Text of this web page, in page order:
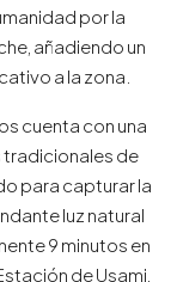
por la
añadiendo un
a la zona.
cuenta con una
de
para capturar la
luz natural
9 minutos en
de Usami,